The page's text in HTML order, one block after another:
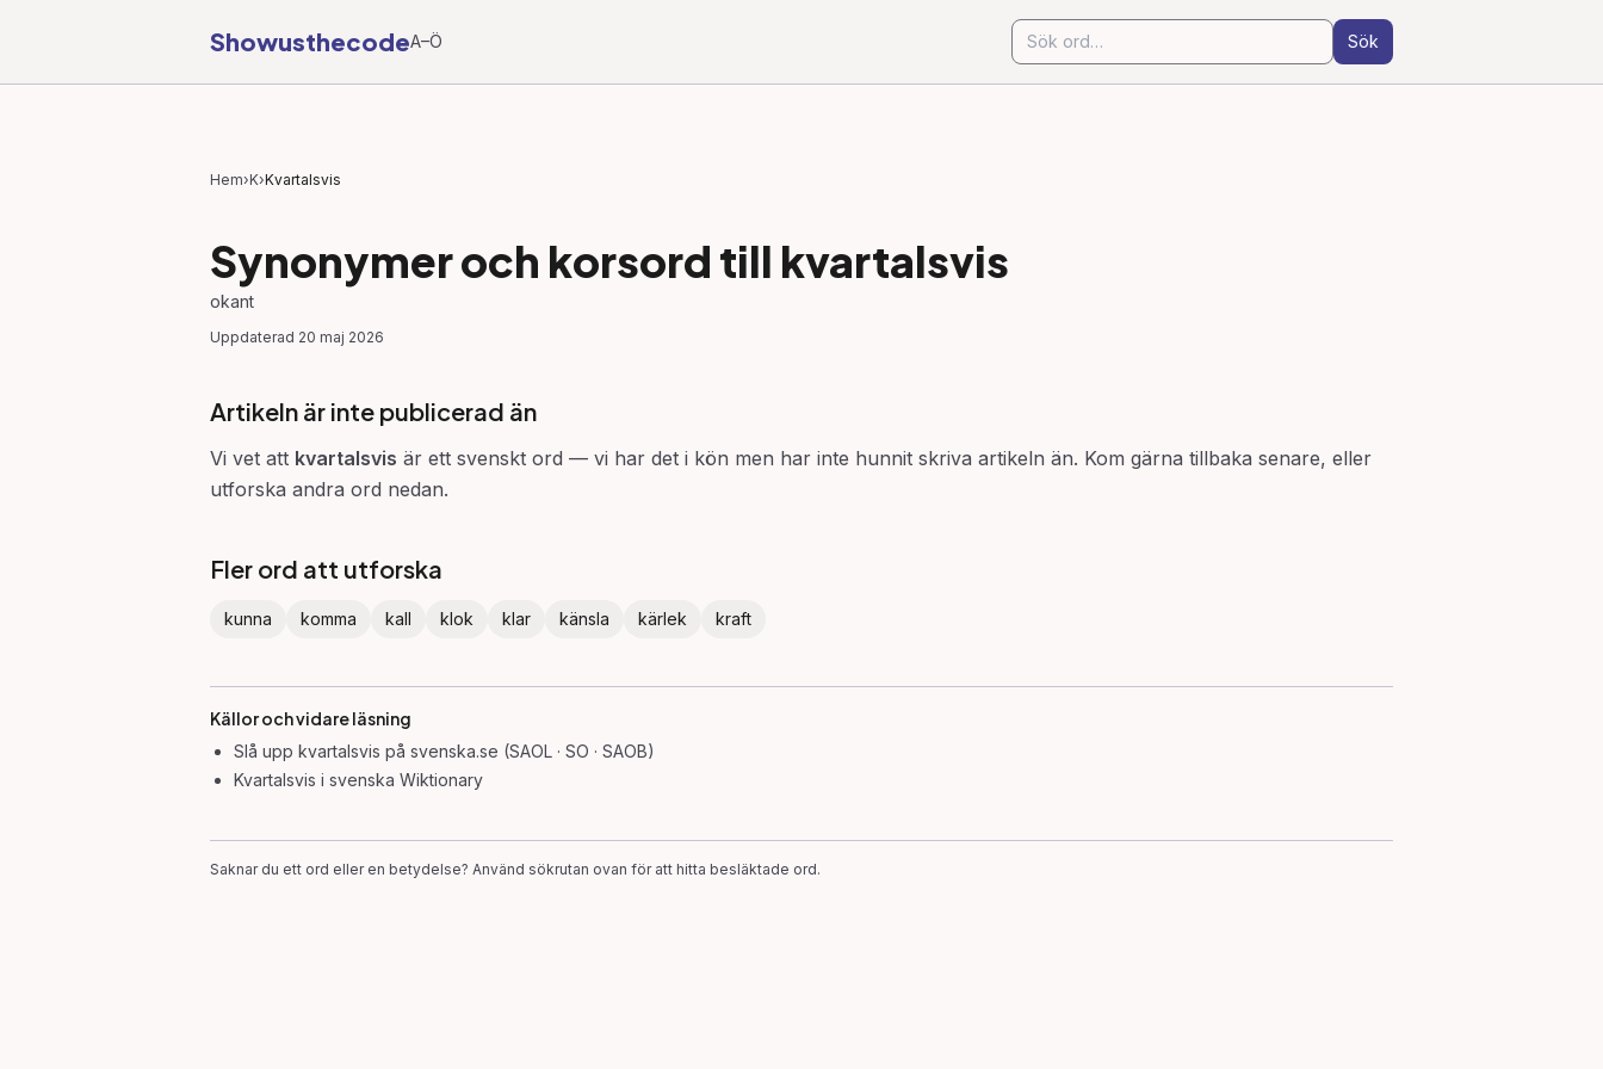
ShowusthecodeA–Ö Sök
Hem›K›Kvartalsvis
Synonymer och korsord till kvartalsvis
okant
Uppdaterad 20 maj 2026
Artikeln är inte publicerad än
Vi vet att kvartalsvis är ett svenskt ord — vi har det i kön men har inte hunnit skriva artikeln än. Kom gärna tillbaka senare, eller
utforska andra ord nedan.
Fler ord att utforska
kunna komma kall klok klar känsla kärlek kraft
Källor och vidare läsning
Slå upp kvartalsvis på svenska.se (SAOL · SO · SAOB)
Kvartalsvis i svenska Wiktionary
Saknar du ett ord eller en betydelse? Använd sökrutan ovan för att hitta besläktade ord.